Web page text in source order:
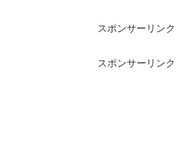
スポンサーリンク
スポンサーリンク